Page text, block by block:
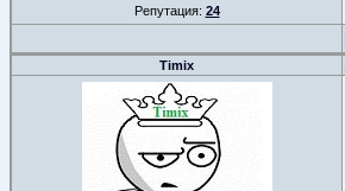
Репутация: 24
Timix